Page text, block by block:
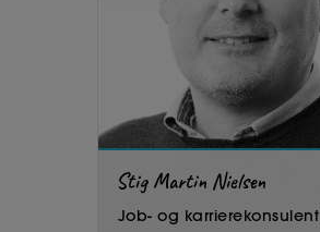
Stig Martin Nielsen
Job- og karrierekonsulent